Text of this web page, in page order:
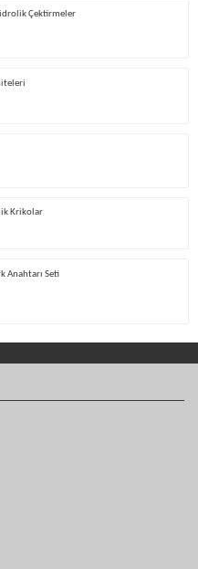
Çektirmeler
Krikolar
Anahtarı Seti